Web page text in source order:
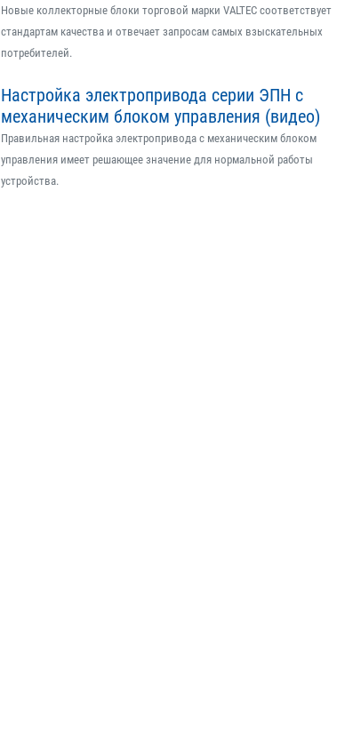
Новые коллекторные блоки торговой марки VALTEC соответствует
стандартам качества и отвечает запросам самых взыскательных
потребителей.
Настройка электропривода серии ЭПН с
механическим блоком управления (видео)
Правильная настройка электропривода с механическим блоком
управления имеет решающее значение для нормальной работы
устройства.